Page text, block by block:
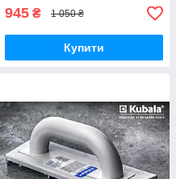
945 ₴ 1 050 ₴
Купити